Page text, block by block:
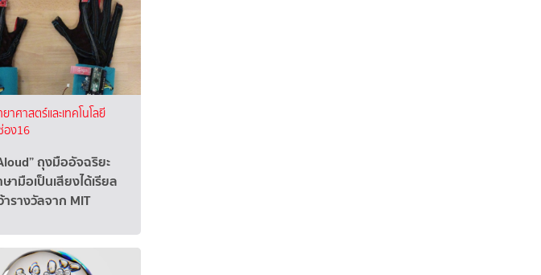
าศาสตร์และเทคโนโลยี
อง16
ถุงมืออัจฉริยะ
ามือเป็นเสียงได้เรียล
รางวัลจาก MIT